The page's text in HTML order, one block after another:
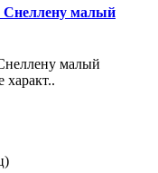
Снеллену малый
малый
характ..